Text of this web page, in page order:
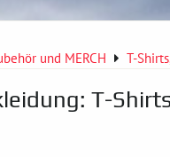
und MERCH T-
T-